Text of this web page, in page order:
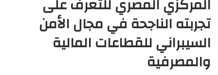
المركزي المصري للتعرف على
تجربته الناجحة في مجال الأمن
السيبراني للقطاعات المالية
والمصرفية